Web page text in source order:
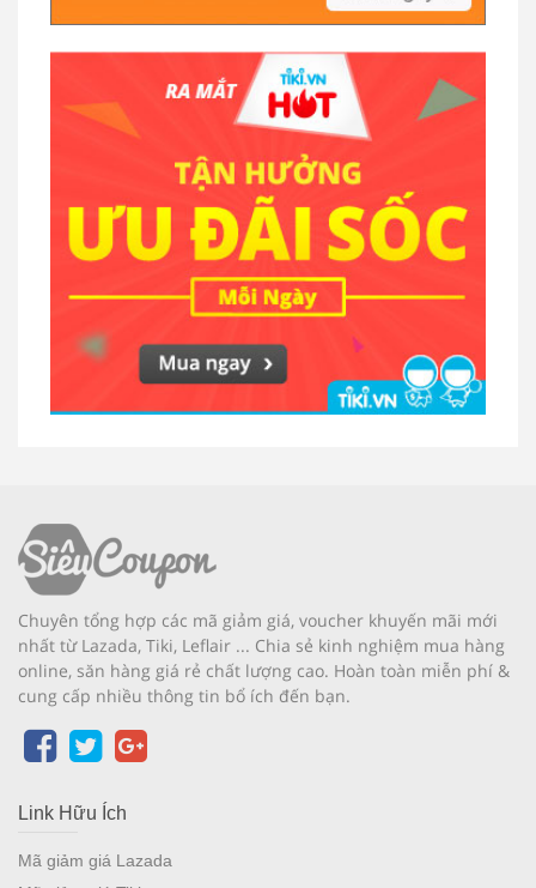
Chuyên tổng hợp các mã giảm giá, voucher khuyến mãi mới
nhất từ Lazada, Tiki, Leflair ... Chia sẻ kinh nghiệm mua hàng
online, săn hàng giá rẻ chất lượng cao. Hoàn toàn miễn phí &
cung cấp nhiều thông tin bổ ích đến bạn.
Link Hữu Ích
Mã giảm giá Lazada